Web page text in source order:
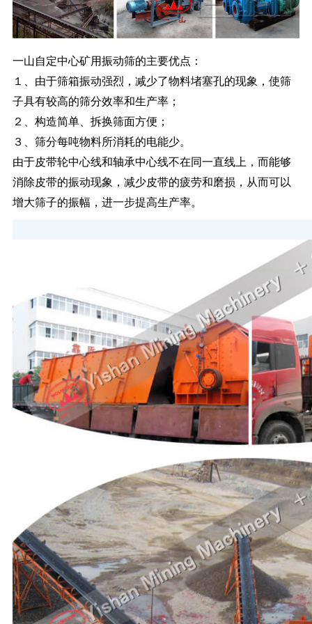
一山自定中心矿用振动筛的主要优点：
１、由于筛箱振动强烈，减少了物料堵塞孔的现象，使筛
子具有较高的筛分效率和生产率；
２、构造简单、拆换筛面方便；
３、筛分每吨物料所消耗的电能少。
由于皮带轮中心线和轴承中心线不在同一直线上，而能够
消除皮带的振动现象，减少皮带的疲劳和磨损，从而可以
增大筛子的振幅，进一步提高生产率。